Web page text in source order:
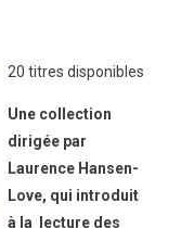
20 titres disponibles
Une collection
dirigée par
Laurence Hansen-
Love, qui introduit
à la lecture des